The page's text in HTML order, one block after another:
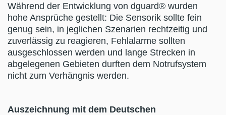
Während der Entwicklung von dguard® wurden
hohe Ansprüche gestellt: Die Sensorik sollte fein
genug sein, in jeglichen Szenarien rechtzeitig und
zuverlässig zu reagieren, Fehlalarme sollten
ausgeschlossen werden und lange Strecken in
abgelegenen Gebieten durften dem Notrufsystem
nicht zum Verhängnis werden.
Auszeichnung mit dem Deutschen